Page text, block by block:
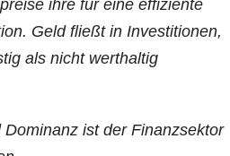
ihre für eine effi­zi­en­te
Geld fließt in Inves­ti­tio­nen,
als nicht wert­hal­tig
ist der Finanz­sek­tor